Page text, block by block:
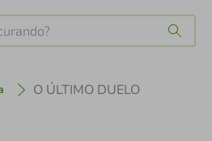
O ÚLTIMO DUELO